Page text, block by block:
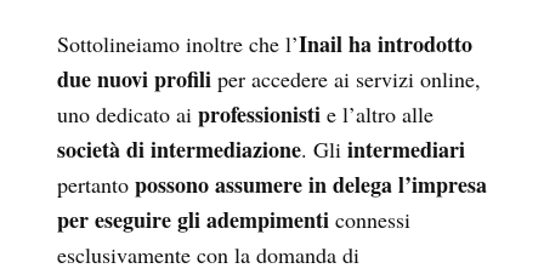
Sottolineiamo inoltre che l’Inail ha introdotto
due nuovi profili per accedere ai servizi online,
uno dedicato ai professionisti e l’altro alle
società di intermediazione. Gli intermediari
pertanto possono assumere in delega l’impresa
per eseguire gli adempimenti connessi
esclusivamente con la domanda di